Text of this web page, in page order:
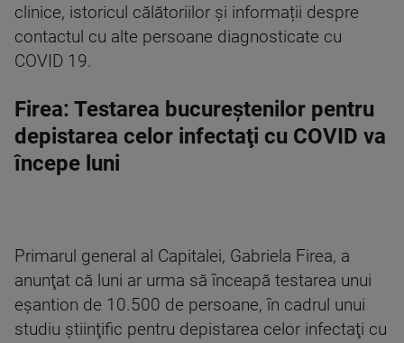
clinice, istoricul călătoriilor și informații despre
contactul cu alte persoane diagnosticate cu
COVID 19.
Firea: Testarea bucureştenilor pentru
depistarea celor infectaţi cu COVID va
începe luni
Primarul general al Capitalei, Gabriela Firea, a
anunţat că luni ar urma să înceapă testarea unui
eşantion de 10.500 de persoane, în cadrul unui
studiu ştiinţific pentru depistarea celor infectaţi cu